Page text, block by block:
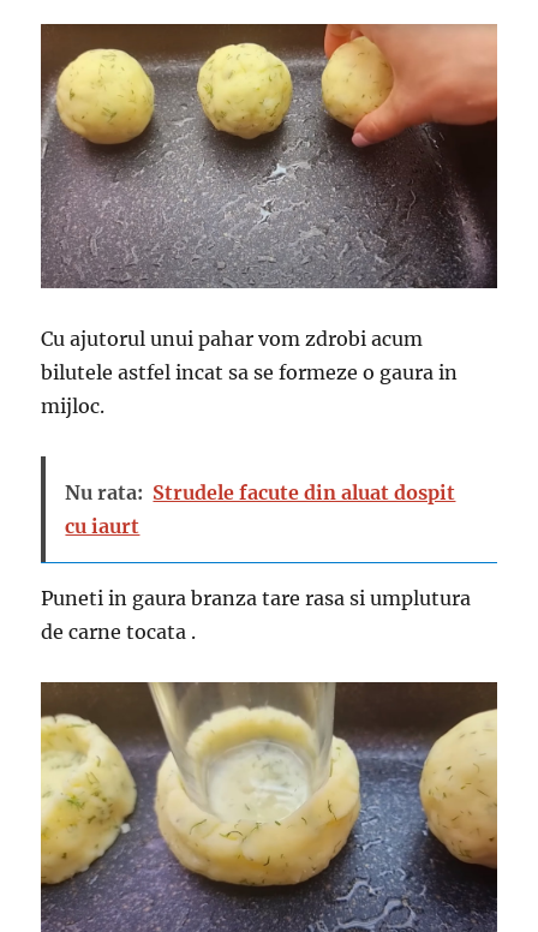
Cu ajutorul unui pahar vom zdrobi acum
bilutele astfel incat sa se formeze o gaura in
mijloc.
Nu rata: Strudele facute din aluat dospit
cu iaurt
Puneti in gaura branza tare rasa si umplutura
de carne tocata .